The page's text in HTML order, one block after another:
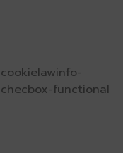
cookielawinfo-
checbox-functional